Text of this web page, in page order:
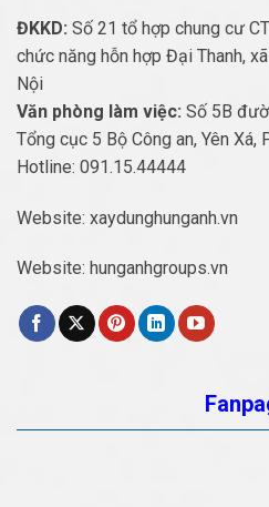
ĐKKD: Số 21 tổ hợp chung cư
chức năng hỗn hợp Đại Thanh,
Nội
Văn phòng làm việc: Số 5B
Tổng cục 5 Bộ Công an, Yên Xá,
Hotline: 091.15.44444
Website: xaydunghunganh.vn
Website: hunganhgroups.vn